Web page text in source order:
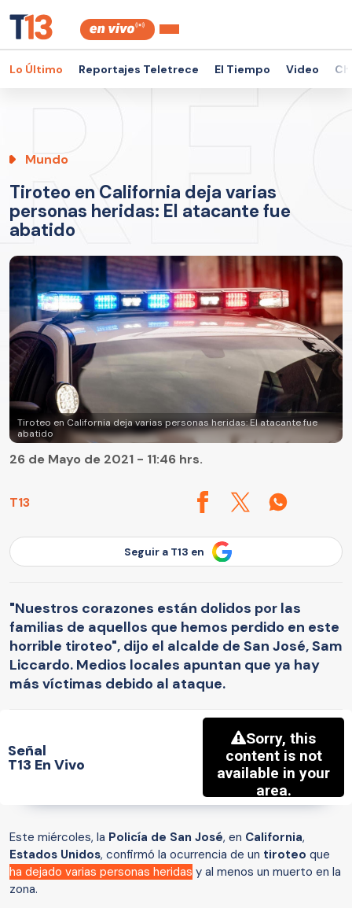
Lo Último Reportajes Teletrece El Tiempo Video
Mundo
Tiroteo en California deja varias
personas heridas: El atacante fue
abatido
Tiroteo en California deja varias personas heridas: El atacante fue
abatido
T13
26 de Mayo de 2021 - 11:46 hrs.
Seguir a T13 en
"Nuestros corazones están dolidos por las
familias de aquellos que hemos perdido en este
horrible tiroteo", dijo el alcalde de San José, Sam
Liccardo. Medios locales apuntan que ya hay
más víctimas debido al ataque.
Señal
T13 En Vivo
Este miércoles, la Policía de San José, en California,
Estados Unidos, confirmó la ocurrencia de un tiroteo que
ha dejado varias personas heridas y al menos un muerto en la
zona.